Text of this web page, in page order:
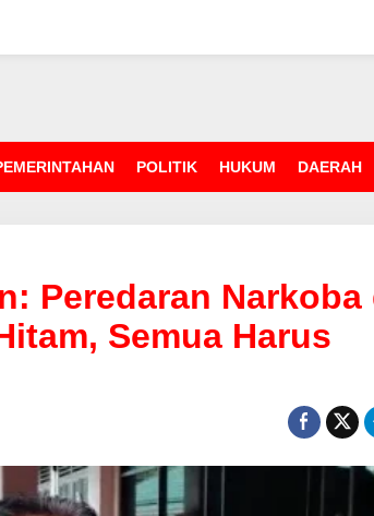
POLITIK HUKUM DAERAH
Peredaran Narkoba
Semua Harus